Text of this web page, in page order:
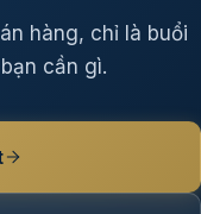
hàng, chỉ là buổi
cần gì.